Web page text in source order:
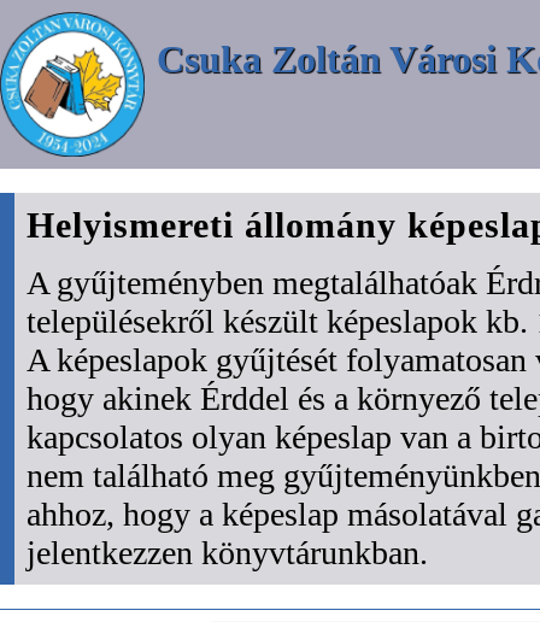
Csuka Zoltán Városi
Helyismereti állomány
A gyűjteményben megtalálhatóak
településekről készült képeslapok
A képeslapok gyűjtését
hogy akinek Érddel és a környező
kapcsolatos olyan képeslap van a
nem található meg
ahhoz, hogy a képeslap másolatával
jelentkezzen könyvtárunkban.